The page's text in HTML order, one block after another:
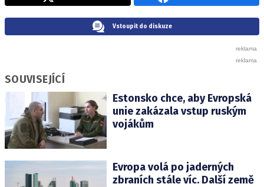
Vstoupit do diskuze
SOUVISEJÍCÍ
Estonsko chce, aby Evropská
unie zakázala vstup ruským
vojákům
Evropa volá po jaderných
zbraních stále víc. Další země